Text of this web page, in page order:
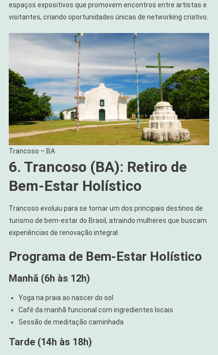
espaços expositivos que promovem encontros entre artistas e
visitantes, criando oportunidades únicas de networking criativo.
Trancoso – BA
6. Trancoso (BA): Retiro de
Bem-Estar Holístico
Trancoso evoluiu para se tornar um dos principais destinos de
turismo de bem-estar do Brasil, atraindo mulheres que buscam
experiências de renovação integral.
Programa de Bem-Estar Holístico
Manhã (6h às 12h)
Yoga na praia ao nascer do sol
Café da manhã funcional com ingredientes locais
Sessão de meditação caminhada
Tarde (14h às 18h)